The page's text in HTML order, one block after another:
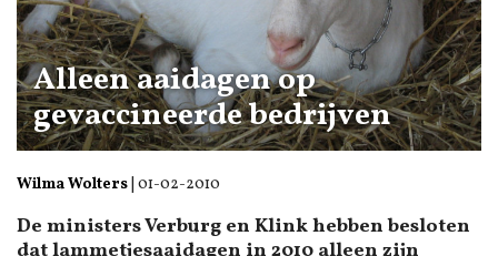
Alleen aaidagen op
gevaccineerde bedrijven
Wilma Wolters 01-02-2010
De ministers Verburg en Klink hebben besloten